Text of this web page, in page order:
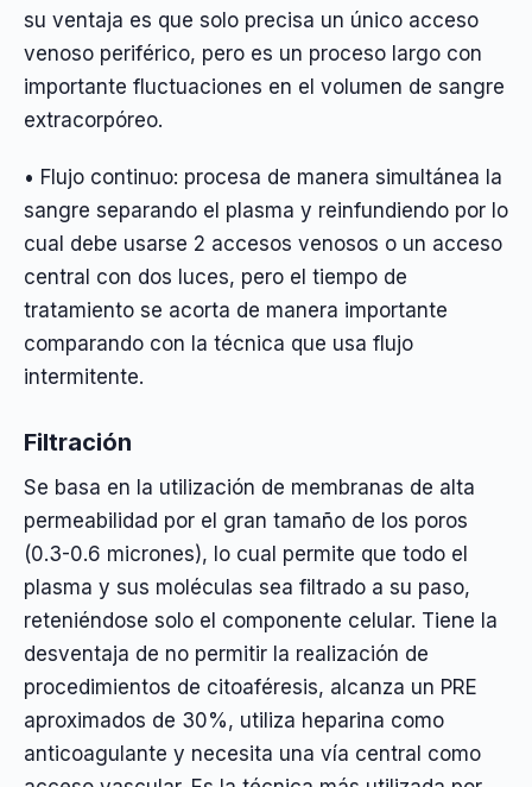
su ventaja es que solo precisa un único acceso
venoso periférico, pero es un proceso largo con
importante fluctuaciones en el volumen de sangre
extracorpóreo.
• Flujo continuo: procesa de manera simultánea la
sangre separando el plasma y reinfundiendo por lo
cual debe usarse 2 accesos venosos o un acceso
central con dos luces, pero el tiempo de
tratamiento se acorta de manera importante
comparando con la técnica que usa flujo
intermitente.
Filtración
Se basa en la utilización de membranas de alta
permeabilidad por el gran tamaño de los poros
(0.3-0.6 micrones), lo cual permite que todo el
plasma y sus moléculas sea filtrado a su paso,
reteniéndose solo el componente celular. Tiene la
desventaja de no permitir la realización de
procedimientos de citoaféresis, alcanza un PRE
aproximados de 30%, utiliza heparina como
anticoagulante y necesita una vía central como